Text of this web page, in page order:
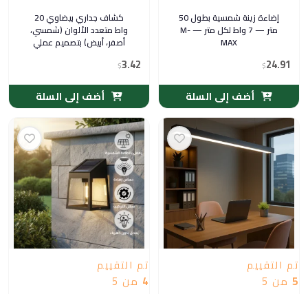
إضاءة زينة شمسية بطول 50
متر — 7 واط لكل متر — M-
MAX
$24.91
أضف إلى السلة
كشاف جداري بيضاوي 20
واط متعدد الألوان (شمسي،
أصفر، أبيض) بتصميم عملي
$3.42
أضف إلى السلة
تم التقييم
5 من 5
تم التقييم
4 من 5